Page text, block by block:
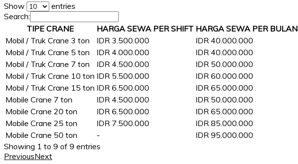
Show
entries
Search:
TIPE CRANE
HARGA SEWA PER SHIFT HARGA SEWA PER BULAN
Mobil / Truk Crane 3 ton
IDR 3.500.000
IDR 40.000.000
Mobil / Truk Crane 5 ton
IDR 4.000.000
IDR 40.000.000
Mobil / Truk Crane 7 ton
IDR 4.500.000
IDR 50.000.000
Mobil / Truk Crane 10 ton IDR 5.500.000
IDR 60.000.000
Mobil / Truk Crane 15 ton IDR 6.500.000
IDR 65.000.000
Mobile Crane 7 ton
IDR 4.500.000
IDR 50.000.000
Mobile Crane 20 ton
IDR 6.500.000
IDR 65.000.000
Mobile Crane 25 ton
IDR 7.500.000
IDR 85.000.000
Mobile Crane 50 ton
-
IDR 95.000.000
Showing 1 to 9 of 9 entries
PreviousNext